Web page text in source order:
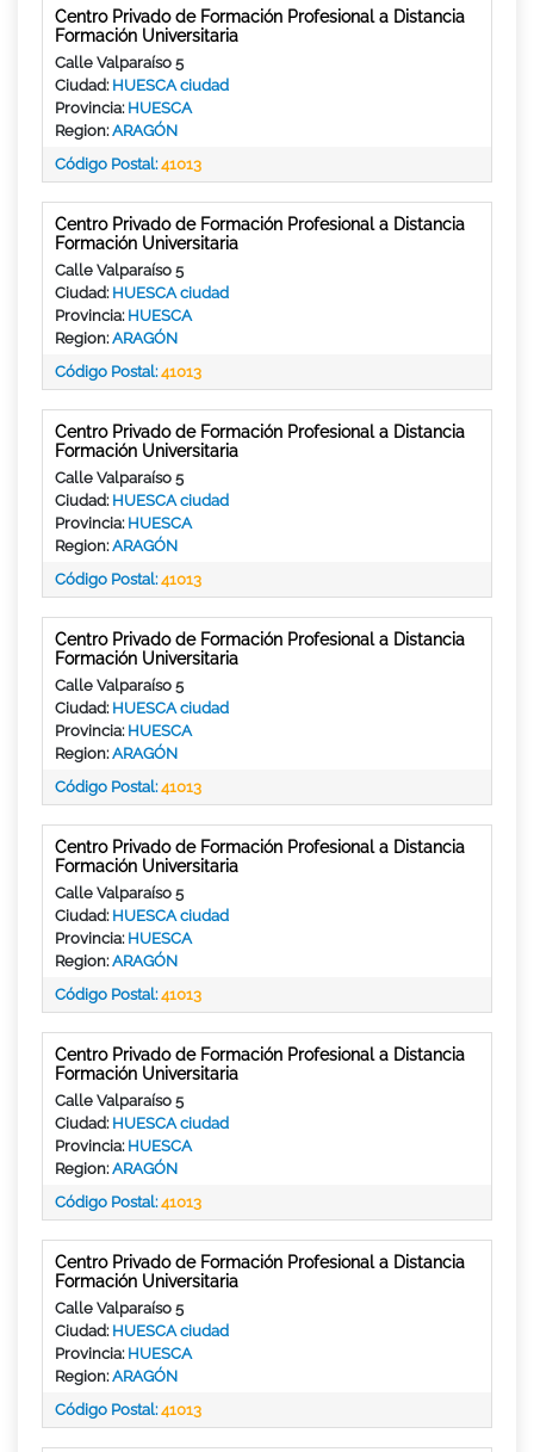
Centro Privado de Formación Profesional a Distancia
Formación Universitaria
Calle Valparaíso 5
Ciudad: HUESCA ciudad
Provincia: HUESCA
Region:ARAGÓN
Código Postal:41013
Centro Privado de Formación Profesional a Distancia
Formación Universitaria
Calle Valparaíso 5
Ciudad: HUESCA ciudad
Provincia: HUESCA
Region:ARAGÓN
Código Postal:41013
Centro Privado de Formación Profesional a Distancia
Formación Universitaria
Calle Valparaíso 5
Ciudad: HUESCA ciudad
Provincia: HUESCA
Region:ARAGÓN
Código Postal:41013
Centro Privado de Formación Profesional a Distancia
Formación Universitaria
Calle Valparaíso 5
Ciudad: HUESCA ciudad
Provincia: HUESCA
Region:ARAGÓN
Código Postal:41013
Centro Privado de Formación Profesional a Distancia
Formación Universitaria
Calle Valparaíso 5
Ciudad: HUESCA ciudad
Provincia: HUESCA
Region:ARAGÓN
Código Postal:41013
Centro Privado de Formación Profesional a Distancia
Formación Universitaria
Calle Valparaíso 5
Ciudad: HUESCA ciudad
Provincia: HUESCA
Region:ARAGÓN
Código Postal:41013
Centro Privado de Formación Profesional a Distancia
Formación Universitaria
Calle Valparaíso 5
Ciudad: HUESCA ciudad
Provincia: HUESCA
Region:ARAGÓN
Código Postal:41013